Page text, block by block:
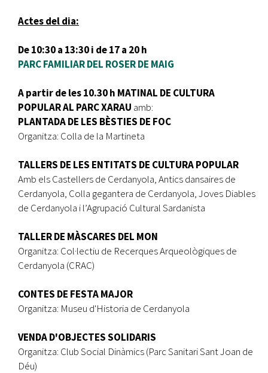
Actes del dia:
De 10:30 a 13:30 i de 17 a 20 h
PARC FAMILIAR DEL ROSER DE MAIG
A partir de les 10.30 h MATINAL DE CULTURA
POPULAR AL PARC XARAU amb:
PLANTADA DE LES BÈSTIES DE FOC
Organitza: Colla de la Martineta
TALLERS DE LES ENTITATS DE CULTURA POPULAR
Amb els Castellers de Cerdanyola, Antics dansaires de
Cerdanyola, Colla gegantera de Cerdanyola, Joves Diables
de Cerdanyola i l’Agrupació Cultural Sardanista
TALLER DE MÀSCARES DEL MON
Organitza: Col·lectiu de Recerques Arqueològiques de
Cerdanyola (CRAC)
CONTES DE FESTA MAJOR
Organitza: Museu d'Historia de Cerdanyola
VENDA D'OBJECTES SOLIDARIS
Organitza: Club Social Dinàmics (Parc Sanitari Sant Joan de
Déu)